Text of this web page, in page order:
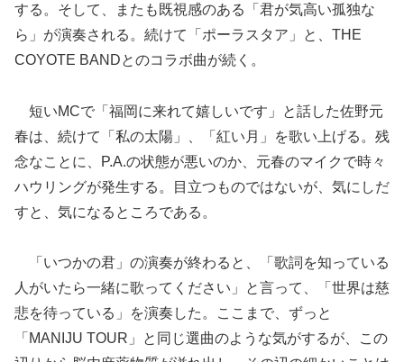
する。そして、またも既視感のある「君が気高い孤独な
ら」が演奏される。続けて「ポーラスタア」と、THE
COYOTE BANDとのコラボ曲が続く。
短いMCで「福岡に来れて嬉しいです」と話した佐野元
春は、続けて「私の太陽」、「紅い月」を歌い上げる。残
念なことに、P.A.の状態が悪いのか、元春のマイクで時々
ハウリングが発生する。目立つものではないが、気にしだ
すと、気になるところである。
「いつかの君」の演奏が終わると、「歌詞を知っている
人がいたら一緒に歌ってください」と言って、「世界は慈
悲を待っている」を演奏した。ここまで、ずっと
「MANIJU TOUR」と同じ選曲のような気がするが、この